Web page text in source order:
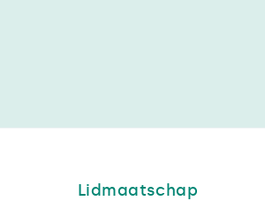
Lidmaatschap